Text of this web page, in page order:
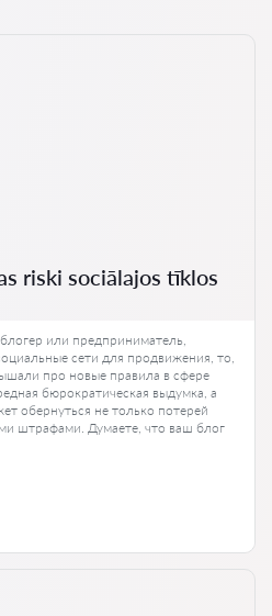
riski sociālajos tīklos
или предприниматель,
сети для продвижения, то,
про новые правила в сфере
бюрократическая выдумка, а
обернуться не только потерей
штрафами. Думаете, что ваш блог